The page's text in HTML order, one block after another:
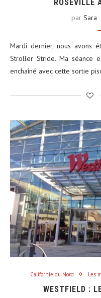
ROSEVILLE
par Sara
Mardi dernier, nous avons
Stroller Stride. Ma séance
enchaîné avec cette sortie
Californie du Nord Les
WESTFIELD :